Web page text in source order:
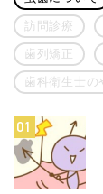
訪問診療
歯列矯正
歯科衛生士の
01